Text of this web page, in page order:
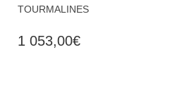
TOURMALINES
1 053,00€